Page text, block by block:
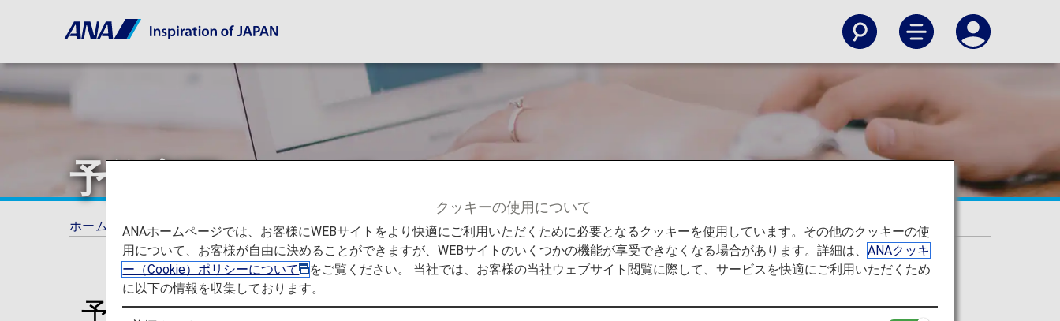
予約変更について
ホーム 旅の計画とご予約 予約変更について
予約/変更
クッキーの使用について
ANAホームページでは、お客様にWEBサイトをより快適にご利用いただくために必要となるクッキーを使用しています。その他のクッキーの使
用について、お客様が自由に決めることができますが、WEBサイトのいくつかの機能が享受できなくなる場合があります。詳細は、ANAクッキ
ー（Cookie）ポリシーについて
をご覧ください。 当社では、お客様の当社ウェブサイト閲覧に際して、サービスを快適にご利用いただくため
に以下の情報を収集しております。